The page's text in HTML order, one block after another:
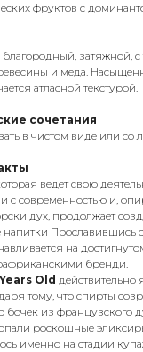
фруктов с
затяжной, с
и меда.
атласной текстурой.
сочетания
в чистом виде или со
ведет свою
с современностью и,
дух, продолжает
Прославившись
на
бренди.
Old действительно
тому, что спирты
бочек из французского
роскошные
именно на стадии